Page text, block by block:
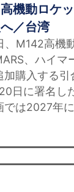
高機動ロケ
／台湾
M142高機
、ハイマ
加購入する
日に署名し
では2027年